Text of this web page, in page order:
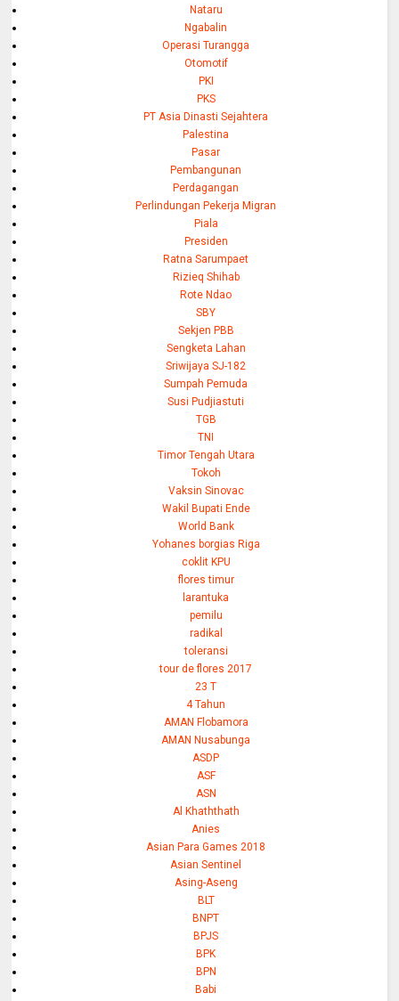
Nataru
Ngabalin
Operasi Turangga
Otomotif
PKI
PKS
PT Asia Dinasti Sejahtera
Palestina
Pasar
Pembangunan
Perdagangan
Perlindungan Pekerja Migran
Piala
Presiden
Ratna Sarumpaet
Rizieq Shihab
Rote Ndao
SBY
Sekjen PBB
Sengketa Lahan
Sriwijaya SJ-182
Sumpah Pemuda
Susi Pudjiastuti
TGB
TNI
Timor Tengah Utara
Tokoh
Vaksin Sinovac
Wakil Bupati Ende
World Bank
Yohanes borgias Riga
coklit KPU
flores timur
larantuka
pemilu
radikal
toleransi
tour de flores 2017
23 T
4 Tahun
AMAN Flobamora
AMAN Nusabunga
ASDP
ASF
ASN
Al Khaththath
Anies
Asian Para Games 2018
Asian Sentinel
Asing-Aseng
BLT
BNPT
BPJS
BPK
BPN
Babi